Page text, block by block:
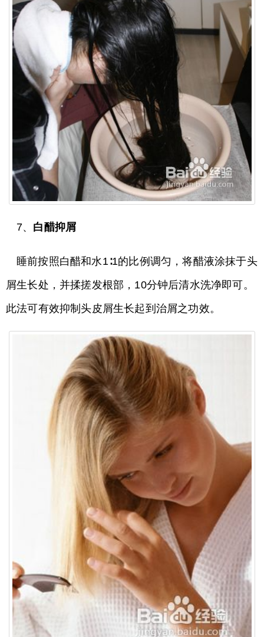
7、 白醋抑屑
睡前按照白醋和水1∶1的比例调匀，将醋液涂抹于头
屑生长处，并揉搓发根部，10分钟后清水洗净即可。
此法可有效抑制头皮屑生长起到治屑之功效。